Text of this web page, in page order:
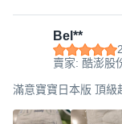
Bel**
賣家: 酷澎股
滿意寶寶日本版 頂級